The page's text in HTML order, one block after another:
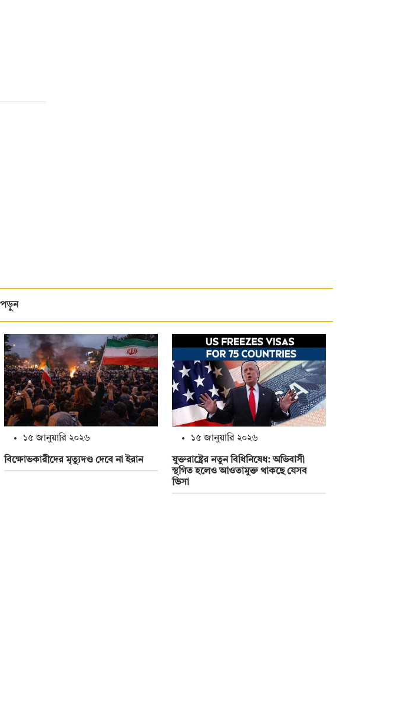
১৫ জানুয়ারি ২০২৬
বিক্ষোভকারীদের মৃত্যুদণ্ড দেবে না ইরান
১৫ জানুয়ারি ২০২৬
যুক্তরাষ্ট্রের নতুন বিধিনিষেধ: অভিবাসী
স্থগিত হলেও আওতামুক্ত থাকছে যেসব
ভিসা